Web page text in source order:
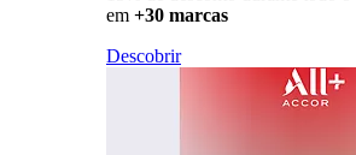
em +30 marcas
Descobrir